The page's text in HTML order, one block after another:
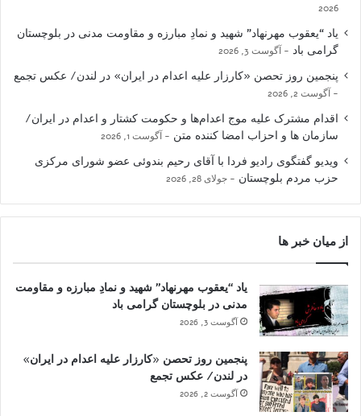
2026
یاد “یعقوب مهرنهاد” شهید و نمادِ مبارزه و مقاومت مدنی در بلوچستان
گرامی باد
آگوست 3, 2026
پنجمین روز تحصن «کارزار علیه اعدام در ایران» در لندن/ عکس تجمع
آگوست 2, 2026
اقدام مشترک علیه موج اعدام‌ها و حکومت کشتار و اعدام در ایران/
سازمان ها و احزاب امضا کننده متن
آگوست 1, 2026
ویدیو گفتگوی رادیو فردا با آقای رحیم بندوئی عضو شورای مرکزی
حزب مردم بلوچستان
جولای 28, 2026
از میان خبر ها
یاد “یعقوب مهرنهاد” شهید و نمادِ مبارزه و مقاومت
مدنی در بلوچستان گرامی باد
آگوست 3, 2026
پنجمین روز تحصن «کارزار علیه اعدام در ایران»
در لندن/ عکس تجمع
آگوست 2, 2026